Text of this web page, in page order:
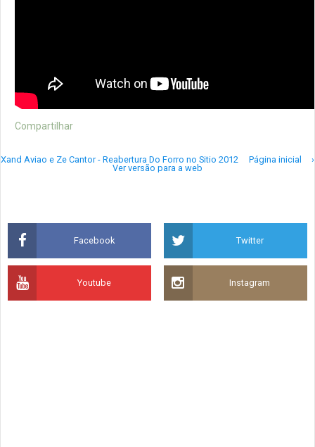
Compartilhar
Xand Aviao e Ze Cantor - Reabertura Do Forro no Sitio 2012 ›
Página inicial
Ver versão para a web
Facebook Twitter
Youtube Instagram